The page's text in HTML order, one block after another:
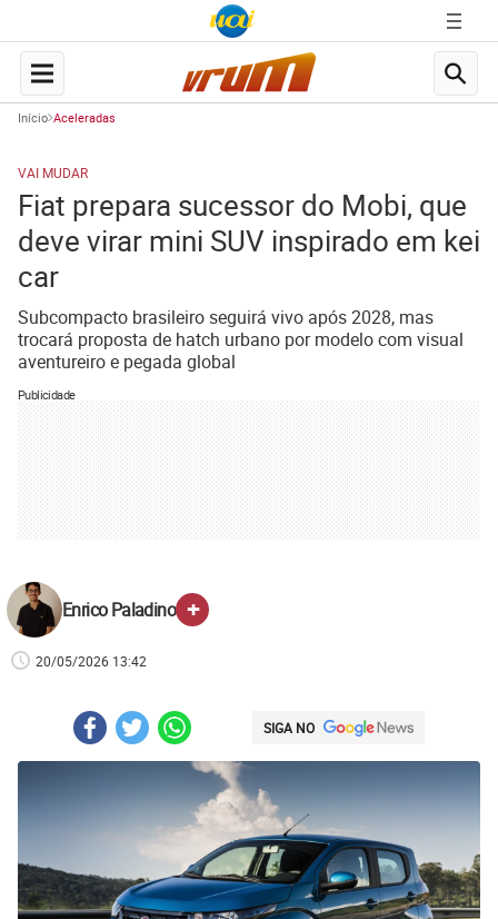
Início Aceleradas
VAI MUDAR
Fiat prepara sucessor do Mobi, que
deve virar mini SUV inspirado em kei
car
Subcompacto brasileiro seguirá vivo após 2028, mas
trocará proposta de hatch urbano por modelo com visual
aventureiro e pegada global
Publicidade
Enrico Paladino +
20/05/2026 13:42
SIGA NO